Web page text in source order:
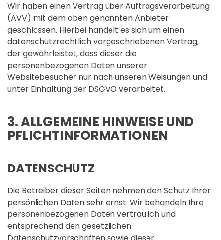
Wir haben einen Vertrag über Auftragsverarbeitung
(AVV) mit dem oben genannten Anbieter
geschlossen. Hierbei handelt es sich um einen
datenschutzrechtlich vorgeschriebenen Vertrag,
der gewährleistet, dass dieser die
personenbezogenen Daten unserer
Websitebesucher nur nach unseren Weisungen und
unter Einhaltung der DSGVO verarbeitet.
3. ALLGEMEINE HINWEISE UND
PFLICHT­INFORMATIONEN
DATENSCHUTZ
Die Betreiber dieser Seiten nehmen den Schutz Ihrer
persönlichen Daten sehr ernst. Wir behandeln Ihre
personenbezogenen Daten vertraulich und
entsprechend den gesetzlichen